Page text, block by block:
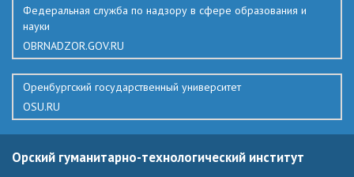
Федеральная служба по надзору в сфере образования и
науки
OBRNADZOR.GOV.RU
Оренбургский государственный университет
OSU.RU
Орский гуманитарно-технологический институт